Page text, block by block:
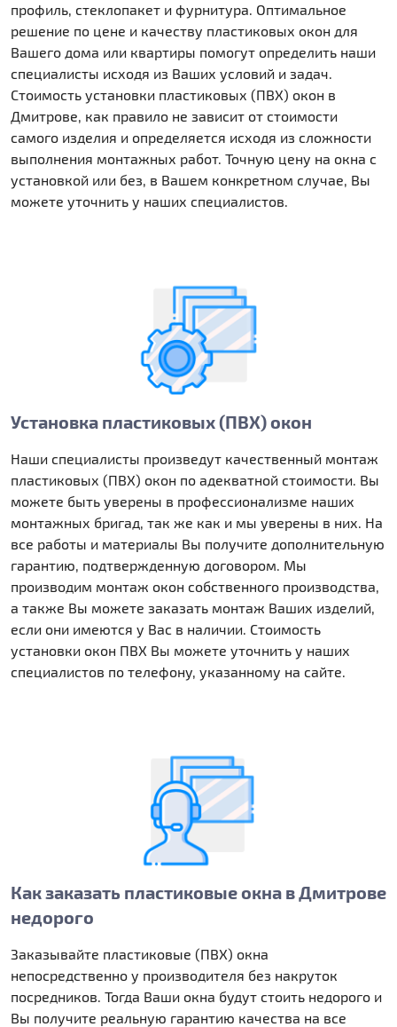
профиль, стеклопакет и фурнитура. Оптимальное
решение по цене и качеству пластиковых окон для
Вашего дома или квартиры помогут определить наши
специалисты исходя из Ваших условий и задач.
Стоимость установки пластиковых (ПВХ) окон в
Дмитрове, как правило не зависит от стоимости
самого изделия и определяется исходя из сложности
выполнения монтажных работ. Точную цену на окна с
установкой или без, в Вашем конкретном случае, Вы
можете уточнить у наших специалистов.
Установка пластиковых (ПВХ) окон
Наши специалисты произведут качественный монтаж
пластиковых (ПВХ) окон по адекватной стоимости. Вы
можете быть уверены в профессионализме наших
монтажных бригад, так же как и мы уверены в них. На
все работы и материалы Вы получите дополнительную
гарантию, подтвержденную договором. Мы
производим монтаж окон собственного производства,
а также Вы можете заказать монтаж Ваших изделий,
если они имеются у Вас в наличии. Стоимость
установки окон ПВХ Вы можете уточнить у наших
специалистов по телефону, указанному на сайте.
Как заказать пластиковые окна в Дмитрове
недорого
Заказывайте пластиковые (ПВХ) окна
непосредственно у производителя без накруток
посредников. Тогда Ваши окна будут стоить недорого и
Вы получите реальную гарантию качества на все